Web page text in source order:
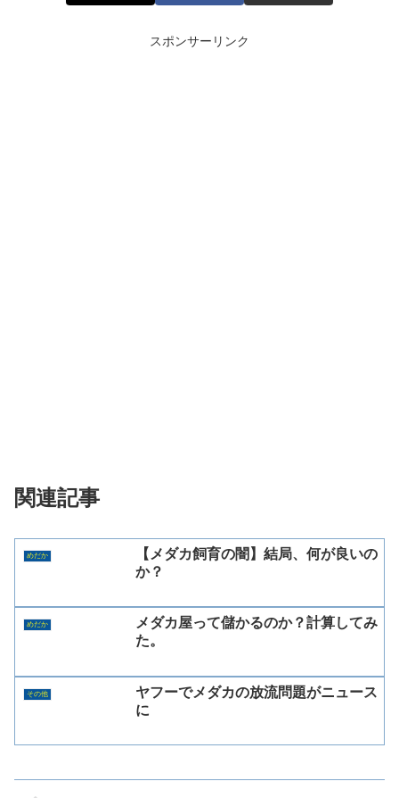
スポンサーリンク
関連記事
めだか
【メダカ飼育の闇】結局、何が良いの
か？
めだか
メダカ屋って儲かるのか？計算してみ
た。
その他
ヤフーでメダカの放流問題がニュース
に